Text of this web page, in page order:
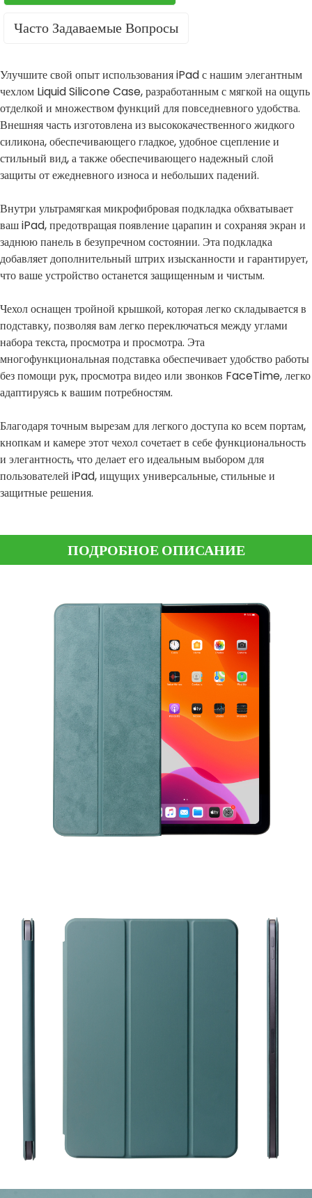
Часто Задаваемые Вопросы
Улучшите свой опыт использования iPad с нашим элегантным
чехлом Liquid Silicone Case, разработанным с мягкой на ощупь
отделкой и множеством функций для повседневного удобства.
Внешняя часть изготовлена ​​из высококачественного жидкого
силикона, обеспечивающего гладкое, удобное сцепление и
стильный вид, а также обеспечивающего надежный слой
защиты от ежедневного износа и небольших падений.
Внутри ультрамягкая микрофибровая подкладка обхватывает
ваш iPad, предотвращая появление царапин и сохраняя экран и
заднюю панель в безупречном состоянии. Эта подкладка
добавляет дополнительный штрих изысканности и гарантирует,
что ваше устройство останется защищенным и чистым.
Чехол оснащен тройной крышкой, которая легко складывается в
подставку, позволяя вам легко переключаться между углами
набора текста, просмотра и просмотра. Эта
многофункциональная подставка обеспечивает удобство работы
без помощи рук, просмотра видео или звонков FaceTime, легко
адаптируясь к вашим потребностям.
Благодаря точным вырезам для легкого доступа ко всем портам,
кнопкам и камере этот чехол сочетает в себе функциональность
и элегантность, что делает его идеальным выбором для
пользователей iPad, ищущих универсальные, стильные и
защитные решения.
ПОДРОБНОЕ ОПИСАНИЕ